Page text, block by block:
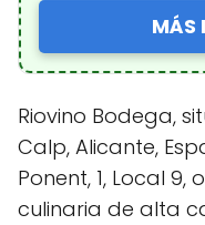
MÁS
Riovino Bodega,
Calp, Alicante,
Ponent, 1, Local
culinaria de alta